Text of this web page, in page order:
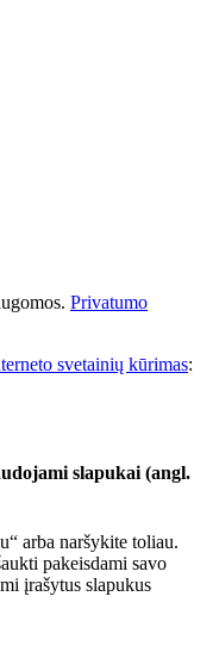
Privatumo
svetainių kūrimas:
slapukai (angl.
arba naršykite toliau.
pakeisdami savo
įrašytus slapukus